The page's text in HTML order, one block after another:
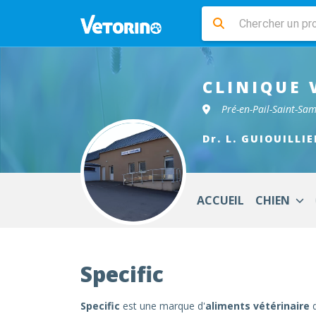
CLINIQUE
Pré-en-Pail-Saint-
Dr. L.
ACCUEIL CHIEN
Specific
Specific est une marque d'aliments vétérinaire